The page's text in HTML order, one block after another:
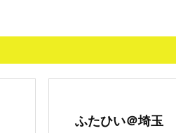
ふたひい＠埼玉